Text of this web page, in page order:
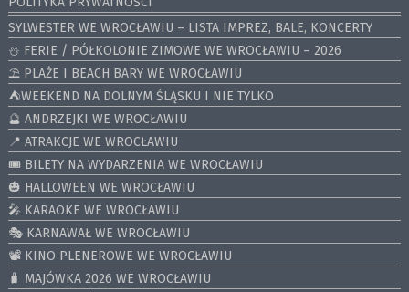
SYLWESTER WE WROCŁAWIU – LISTA IMPREZ, BALE, KONCERTY
⛄️ FERIE / PÓŁKOLONIE ZIMOWE WE WROCŁAWIU – 2026
⛱️ PLAŻE I BEACH BARY WE WROCŁAWIU
⛺️WEEKEND NA DOLNYM ŚLĄSKU I NIE TYLKO
🔮 ANDRZEJKI WE WROCŁAWIU
📍 ATRAKCJE WE WROCŁAWIU
🎟️ BILETY NA WYDARZENIA WE WROCŁAWIU
🎃 HALLOWEEN WE WROCŁAWIU
🎤 KARAOKE WE WROCŁAWIU
🎭 KARNAWAŁ WE WROCŁAWIU
📽️ KINO PLENEROWE WE WROCŁAWIU
🧳 MAJÓWKA 2026 WE WROCŁAWIU